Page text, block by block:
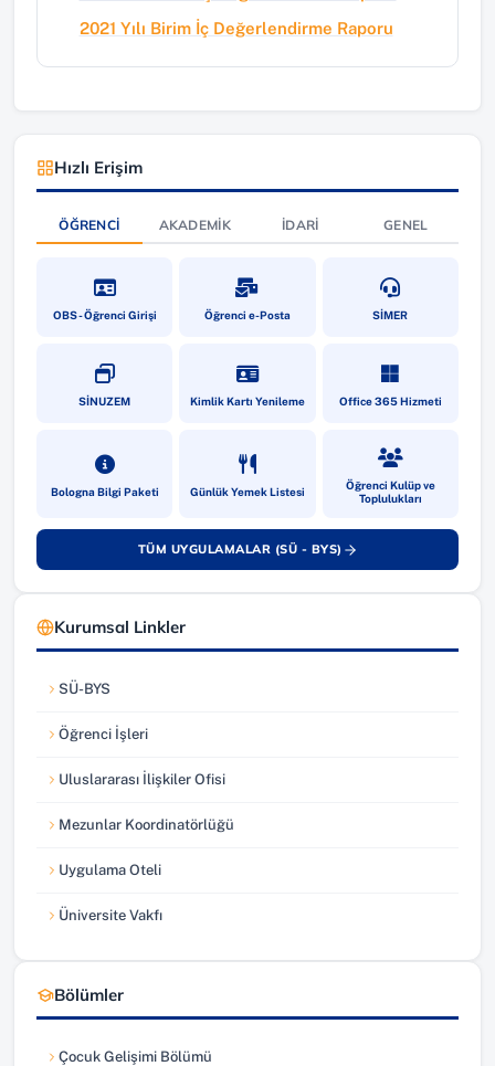
2021 Yılı Birim İç Değerlendirme Raporu
Hızlı Erişim
ÖĞRENCI AKADEMIK İDARI GENEL
OBS - Öğrenci Girişi(yeni sekmede açılır)Öğrenci e-Posta(yeni sekmede açılır)SİMER(yeni sekmede
SİNUZEM(yeni sekmede açılır)Kimlik Kartı Yenileme(yeni sekmede açılır)Office 365 Hizmeti
(yeni sekmede
Bologna Bilgi Paketi(yeni sekmede açılır)Günlük Yemek Listesi(yeni sekmede açılır)Öğrenci Kulüp ve
Toplulukları
(yeni sekmede
TÜM UYGULAMALAR (SÜ - BYS)
(yeni sekmede açılır)
Kurumsal Linkler
SÜ-BYS
(yeni sekmede açılır)
Öğrenci İşleri
(yeni sekmede açılır)
Uluslararası İlişkiler Ofisi
(yeni sekmede açılır)
Mezunlar Koordinatörlüğü
(yeni sekmede açılır)
Uygulama Oteli
(yeni sekmede açılır)
Üniversite Vakfı
(yeni sekmede açılır)
Bölümler
Çocuk Gelişimi Bölümü